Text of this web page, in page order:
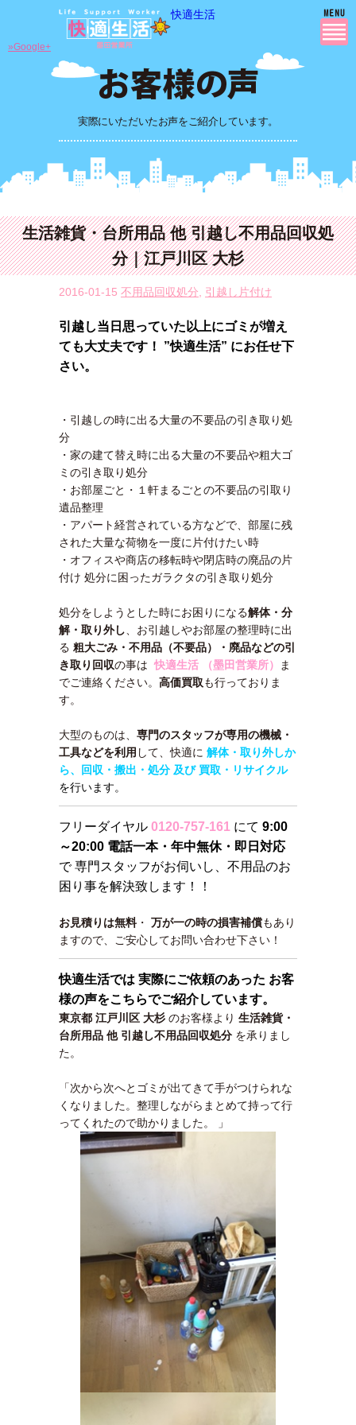
快適生活
実際にいただいたお声をご紹介しています。
»Google+
生活雑貨・台所用品 他 引越し不用品回収処
分｜江戸川区 大杉
2016-01-15 不用品回収処分 引越し片付け
引越し当日思っていた以上にゴミが増え
ても大丈夫です！ ”快適生活” にお任せ下
さい。
・引越しの時に出る大量の不要品の引き取り処
分
・家の建て替え時に出る大量の不要品や粗大ゴ
ミの引き取り処分
・お部屋ごと・１軒まるごとの不要品の引取り
遺品整理
・アパート経営されている方などで、部屋に残
された大量な荷物を一度に片付けたい時
・オフィスや商店の移転時や閉店時の廃品の片
付け 処分に困ったガラクタの引き取り処分
処分をしようとした時にお困りになる解体・分
解・取り外し 、お引越しやお部屋の整理時に出
る 粗大ごみ・不用品（不要品）・廃品などの引
き取り回収の事は快適生活 （墨田営業所）
ま
でご連絡ください。 高価買取も行っておりま
す。
大型のものは、 専門のスタッフが専用の機械・
工具などを利用 して、快適に 解体・取り外しか
ら、回収・搬出・処分 及び 買取・リサイクル
を行います。
フリーダイヤル 0120-757-161 にて 9:00
～20:00 電話一本・年中無休・即日対応
で 専門スタッフがお伺いし、不用品のお
困り事を解決致します！！
お見積りは無料・ 万が一の時の損害補償もあり
ますので、ご安心してお問い合わせ下さい！
快適生活では 実際にご依頼のあった お客
様の声をこちらでご紹介しています。
東京都 江戸川区 大杉 のお客様より 生活雑貨・
台所用品 他 引越し不用品回収処分 を承りまし
た。
「次から次へとゴミが出てきて手がつけられな
くなりました。整理しながらまとめて持って行
ってくれたので助かりました。 」